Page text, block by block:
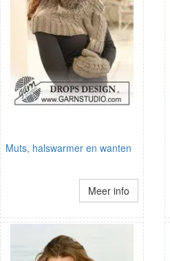
Muts, halswarmer en wanten
Meer info